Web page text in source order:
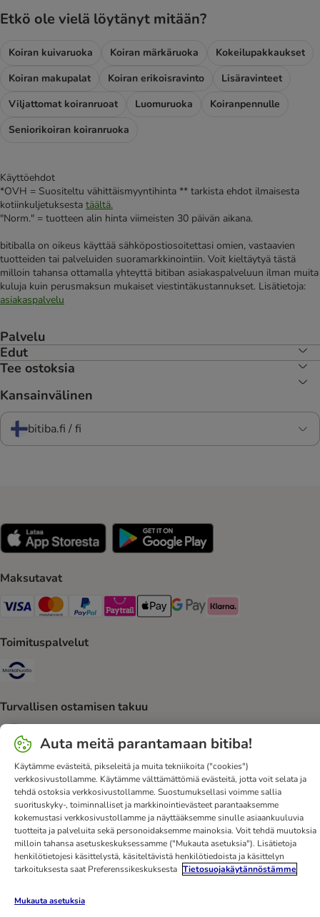
Etkö ole vielä löytänyt mitään?
Koiran kuivaruoka Koiran märkäruoka
Kokeilupakkaukset
Koiran makupalat
Koiran erikoisravinto
Lisäravinteet
Viljattomat koiranruoat
Luomuruoka
Koiranpennulle
Seniorikoiran koiranruoka
Käyttöehdot
*OVH = Suositeltu vähittäismyyntihinta ** tarkista ehdot ilmaisesta
kotiinkuljetuksesta täältä.
"Norm." = tuotteen alin hinta viimeisten 30 päivän aikana.
bitiballa on oikeus käyttää sähköpostiosoitettasi omien, vastaavien
tuotteiden tai palveluiden suoramarkkinointiin. Voit kieltäytyä tästä
milloin tahansa ottamalla yhteyttä bitiban asiakaspalveluun ilman muita
kuluja kuin perusmaksun mukaiset viestintäkustannukset. Lisätietoja:
asiakaspalvelu
Palvelu
Edut
Tee ostoksia
Kansainvälinen
bitiba.fi / fi
Maksutavat
VISA Payment Method
Mastercard Payment Method
Paypal Payment Method
Paytrail Payment Method
Apple Pay Payment Method
Google Pay Payment Method
Klarna Payment Method
Toimituspalvelut
Turvallisen ostamisen takuu
Ota yhteyttä Toimitusehdot Julkaisutiedot
DSA
Tietosuoja
Uutiskirje Toimituskulut ja -aika
Maksutavat
Peruuta sopimus tästä
bitiba-sovellus
Kanta-asiakasedut
Edut
Saavutettavuusseloste
Auta meitä parantamaan bitiba!
Käytämme evästeitä, pikseleitä ja muita tekniikoita ("cookies")
verkkosivustollamme. Käytämme välttämättömiä evästeitä, jotta voit selata ja
tehdä ostoksia verkkosivustollamme. Suostumuksellasi voimme sallia
suorituskyky-, toiminnalliset ja markkinointievästeet parantaaksemme
kokemustasi verkkosivustollamme ja näyttääksemme sinulle asiaankuuluvia
tuotteita ja palveluita sekä personoidaksemme mainoksia. Voit tehdä muutoksia
milloin tahansa asetuskeskuksessamme ("Mukauta asetuksia"). Lisätietoja
henkilötietojesi käsittelystä, käsiteltävistä henkilötiedoista ja käsittelyn
tarkoituksesta saat Preferenssikeskuksesta Tietosuojakäytännöstämme
Mukauta asetuksia